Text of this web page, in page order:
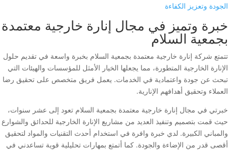
الجودة وتعزيز الكفاءة
خبرة وتميز في مجال إنارة خارجية معتمدة
بجمعية السلام
تتمتع شركة إنارة خارجية معتمدة بجمعية السلام بخبرة واسعة في تقديم حلول
الإنارة الخارجية المتطورة، مما يجعلها الخيار الأمثل للمؤسسات والهيئات التي
تبحث عن جودة واعتمادية في الخدمات. يعمل فريق متخصص على تحقيق رضا
العملاء وتحقيق أهدافهم الإنارية.
خبرتي في مجال إنارة خارجية معتمدة بجمعية السلام تعود إلى عشر سنوات،
حيث قمت بتصميم وتنفيذ العديد من مشاريع الإنارة الخارجية للحدائق والشوارع
والمباني الكبيرة. لدي خبرة وافرة في استخدام أحدث التقنيات والمواد لتحقيق
أقصى قدر من الإضاءة والجودة. كما أتمتع بمهارات تحليلية قوية تساعدني في